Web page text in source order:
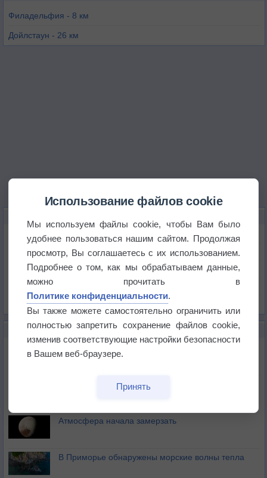
Филадельфия - 8 км
Дойлстаун - 26 км
Температура
Давление
Осадки
Облачность
Список всех карт
НОВОЕ О ПОГОДЕ
Космическая погода влияет на транспорт
Приложение построит маршрут через тень
Атмосфера начала замерзать
В Приморье обнаружены морские волны тепла
Использование файлов cookie
Мы используем файлы cookie, чтобы Вам было
удобнее пользоваться нашим сайтом. Продолжая
просмотр, Вы соглашаетесь с их использованием.
Подробнее о том, как мы обрабатываем данные,
можно прочитать в
Политике конфиденциальности.
Вы также можете самостоятельно ограничить или
полностью запретить сохранение файлов cookie,
изменив соответствующие настройки безопасности
в Вашем веб-браузере.
Принять